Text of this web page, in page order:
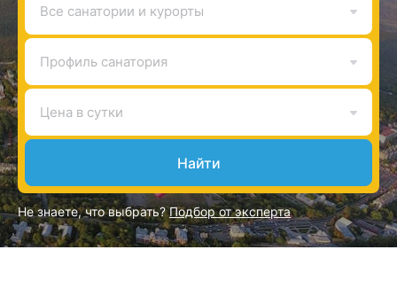
Все санатории и курорты
Профиль санатория
Цена в сутки
Найти
Не знаете, что выбрать?Подбор от эксперта